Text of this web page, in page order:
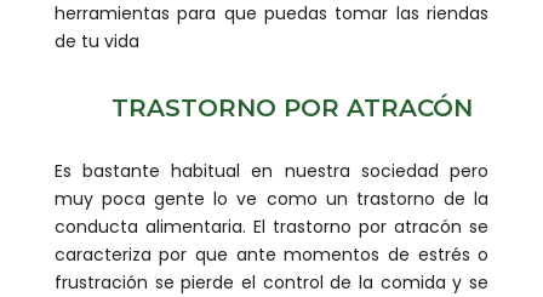
herramientas para que puedas tomar las riendas
de tu vida
TRASTORNO POR ATRACÓN
Es bastante habitual en nuestra sociedad pero
muy poca gente lo ve como un trastorno de la
conducta alimentaria. El trastorno por atracón se
caracteriza por que ante momentos de estrés o
frustración se pierde el control de la comida y se